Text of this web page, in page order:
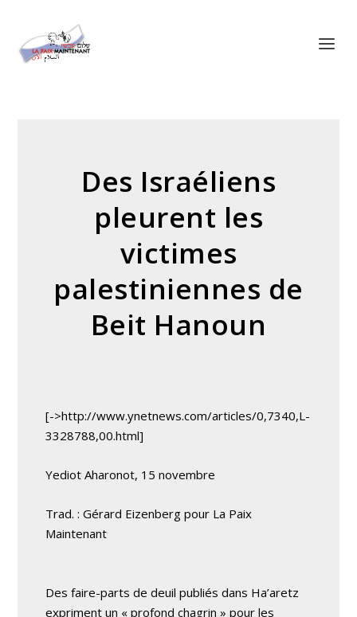
Des Israéliens
pleurent les
victimes
palestiniennes de
Beit Hanoun
[->http://www.ynetnews.com/articles/0,7340,L-
3328788,00.html]
Yediot Aharonot, 15 novembre
Trad. : Gérard Eizenberg pour La Paix
Maintenant
Des faire-parts de deuil publiés dans Ha’aretz
expriment un « profond chagrin » pour les